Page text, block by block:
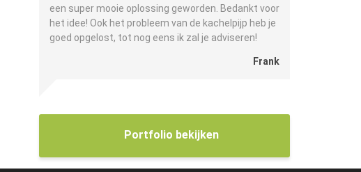
een super mooie oplossing geworden. Bedankt voor
het idee! Ook het probleem van de kachelpijp heb je
goed opgelost, tot nog eens ik zal je adviseren!
Frank
Portfolio bekijken